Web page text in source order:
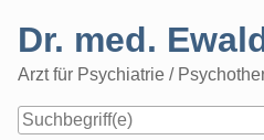
content
Dr. med.
Arzt für Psychiatrie /